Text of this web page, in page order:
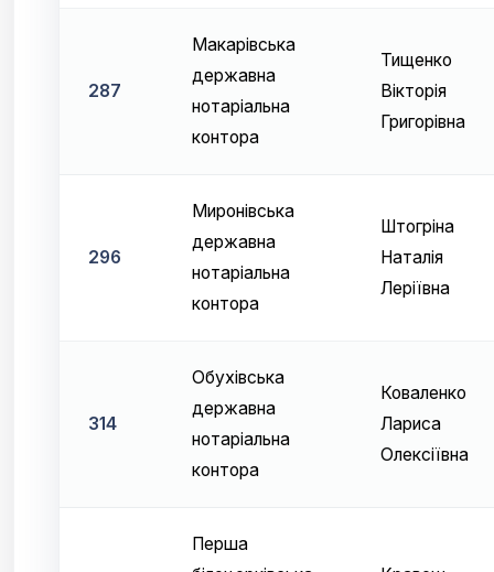
287
Макарівська
державна
нотаріальна
контора
Тищенко
Вікторія
Григорівна
296
Миронівська
державна
нотаріальна
контора
Штогріна
Наталія
Леріївна
314
Обухівська
державна
нотаріальна
контора
Коваленко
Лариса
Олексіївна
Перша